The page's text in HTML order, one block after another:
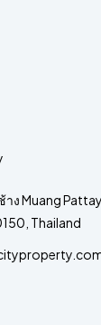
ง Muang
Thailand